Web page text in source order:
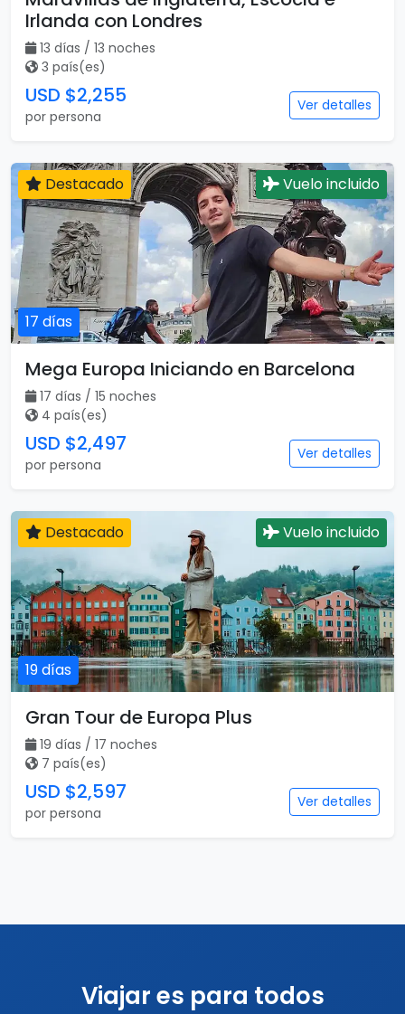
Irlanda con Londres
13 días / 13 noches
3 país(es)
USD $2,255
por persona
Ver detalles
17 días
Destacado Vuelo incluido
Mega Europa Iniciando en Barcelona
17 días / 15 noches
4 país(es)
USD $2,497
por persona
Ver detalles
19 días
Destacado Vuelo incluido
Gran Tour de Europa Plus
19 días / 17 noches
7 país(es)
USD $2,597
por persona
Ver detalles
Viajar es para todos